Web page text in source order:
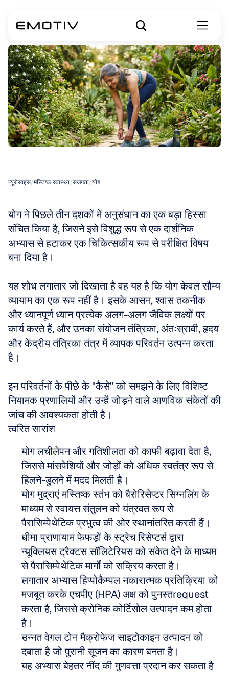
न्यूरोसाइंस/मस्तिष्क स्वास्थ्य/सजगता/योग
योग ने पिछले तीन दशकों में अनुसंधान का एक बड़ा हिस्सा
संचित किया है, जिसने इसे विशुद्ध रूप से एक दार्शनिक
अभ्यास से हटाकर एक चिकित्सकीय रूप से परीक्षित विषय
बना दिया है।
यह शोध लगातार जो दिखाता है वह यह है कि योग केवल सौम्य
व्यायाम का एक रूप नहीं है। इसके आसन, श्वास तकनीक
और ध्यानपूर्ण ध्यान प्रत्येक अलग-अलग जैविक लक्ष्यों पर
कार्य करते हैं, और उनका संयोजन तंत्रिका, अंतःस्रावी, हृदय
और केंद्रीय तंत्रिका तंत्र में व्यापक परिवर्तन उत्पन्न करता
है।
इन परिवर्तनों के पीछे के "कैसे" को समझने के लिए विशिष्ट
नियामक प्रणालियों और उन्हें जोड़ने वाले आणविक संकेतों की
जांच की आवश्यकता होती है।
त्वरित सारांश
योग लचीलेपन और गतिशीलता को काफी बढ़ावा देता है,
जिससे मांसपेशियों और जोड़ों को अधिक स्वतंत्र रूप से
हिलने-डुलने में मदद मिलती है।
योग मुद्राएं मस्तिष्क स्तंभ को बैरोरिसेप्टर सिग्नलिंग के
माध्यम से स्वायत्त संतुलन को यंत्रवत रूप से
पैरासिम्पेथेटिक प्रभुत्व की ओर स्थानांतरित करती हैं।
धीमा प्राणायाम फेफड़ों के स्ट्रेच रिसेप्टर्स द्वारा
न्यूक्लियस ट्रैक्टस सॉलिटेरियस को संकेत देने के माध्यम
से पैरासिम्पेथेटिक मार्गों को सक्रिय करता है।
लगातार अभ्यास हिप्पोकैम्पल नकारात्मक प्रतिक्रिया को
मजबूत करके एचपीए (HPA) अक्ष को पुनस्तrequest
करता है, जिससे क्रोनिक कोर्टिसोल उत्पादन कम होता
है।
उन्नत वेगल टोन मैक्रोफेज साइटोकाइन उत्पादन को
दबाता है जो पुरानी सूजन का कारण बनता है।
यह अभ्यास बेहतर नींद की गुणवत्ता प्रदान कर सकता है